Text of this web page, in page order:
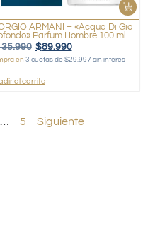
ARMANI – «Acqua Di Gio
Parfum Hombre 100 ml
$89.990
en 3 cuotas de $29.997 sin interés
al carrito
5 Siguiente